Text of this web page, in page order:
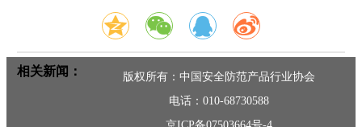
相关新闻：
版权所有：中国安全防范产品行业协会
电话：010-68730588